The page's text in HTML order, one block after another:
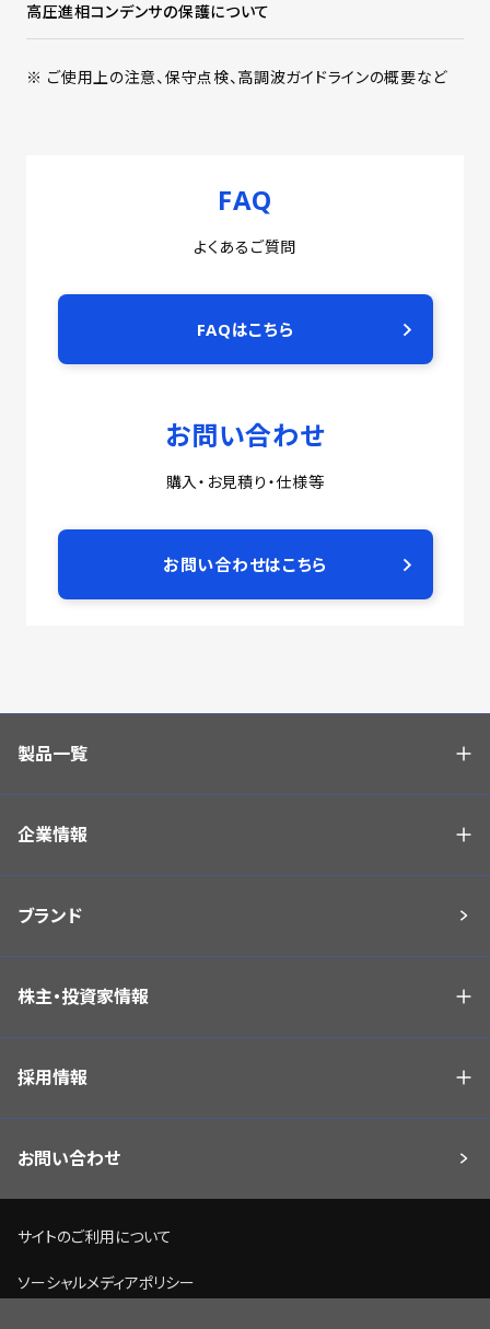
高圧進相コンデンサの保護について
※ ご使用上の注意、保守点検、高調波ガイドラインの概要など
FAQ
よくあるご質問
FAQはこちら
お問い合わせ
購入・お見積り・仕様等
お問い合わせはこちら
製品一覧
企業情報
ブランド
株主・投資家情報
採用情報
お問い合わせ
サイトのご利用について
ソーシャルメディアポリシー